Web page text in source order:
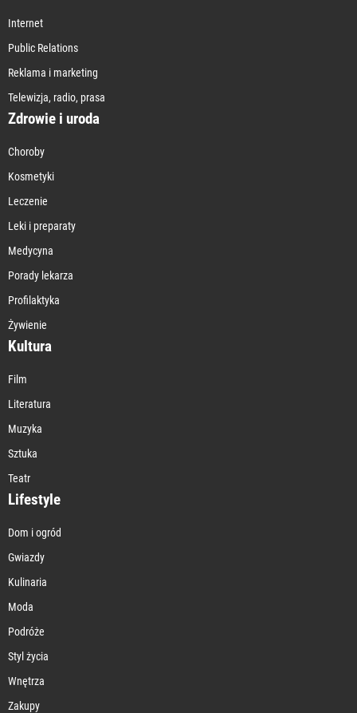
Internet
Public Relations
Reklama i marketing
Telewizja, radio, prasa
Zdrowie i uroda
Choroby
Kosmetyki
Leczenie
Leki i preparaty
Medycyna
Porady lekarza
Profilaktyka
Żywienie
Kultura
Film
Literatura
Muzyka
Sztuka
Teatr
Lifestyle
Dom i ogród
Gwiazdy
Kulinaria
Moda
Podróże
Styl życia
Wnętrza
Zakupy